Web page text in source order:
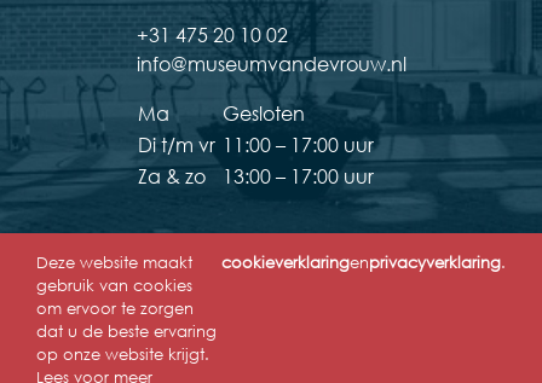
+31 475 20 10 02
info@museumvandevrouw.nl
Ma
Gesloten
Di t/m vr 11:00 – 17:00 uur
Za & zo
13:00 – 17:00 uur
Deze website maakt
gebruik van cookies
om ervoor te zorgen
dat u de beste ervaring
op onze website krijgt.
Lees voor meer
cookieverklaringenprivacyverklaring.